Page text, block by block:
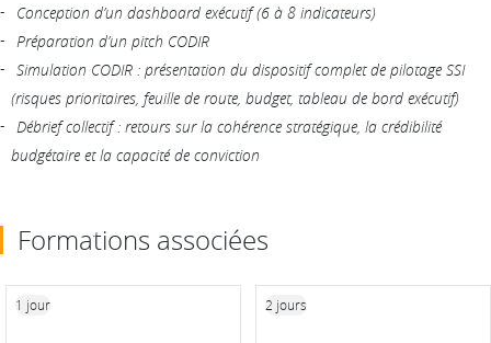
Conception d’un dashboard exécutif (6 à 8 indicateurs)
Préparation d’un pitch CODIR
Simulation CODIR : présentation du dispositif complet de pilotage SSI
(risques prioritaires, feuille de route, budget, tableau de bord exécutif)
Débrief collectif : retours sur la cohérence stratégique, la crédibilité
budgétaire et la capacité de conviction
Formations associées
1 jour 2 jours